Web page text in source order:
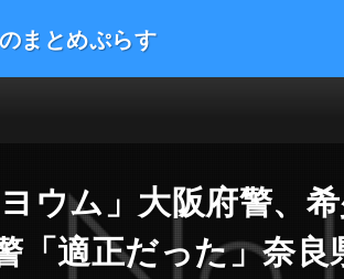
まとめぷらす
味 漫画アニメ ゲーム サイエンス マネー 海外の反応
ウム」大阪府警、
「適正だった」奈良